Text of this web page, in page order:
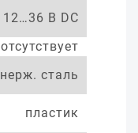
12…36 В DC
отсутствует
нерж. сталь
пластик